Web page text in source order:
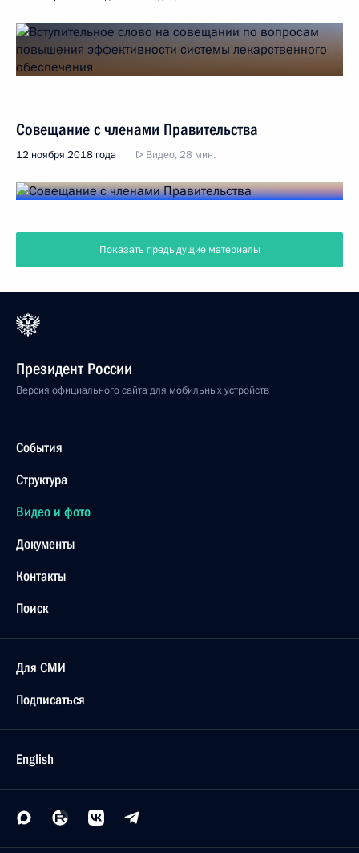
Совещание с членами Правительства
12 ноября 2018 года Видео, 28 мин.
Показать предыдущие материалы
Президент России
Версия официального сайта для мобильных устройств
События
Структура
Видео и фото
Документы
Контакты
Поиск
Для СМИ
Подписаться
English